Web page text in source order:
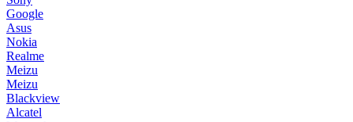
Google
Asus
Nokia
Realme
Meizu
Meizu
Blackview
Alcatel